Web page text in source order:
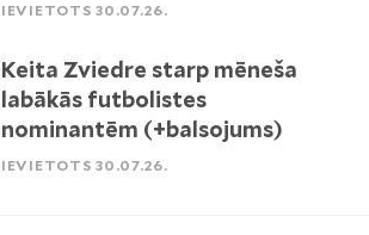
IEVIETOTS 30.07.26.
Keita Zviedre starp mēneša
labākās futbolistes
nominantēm (+balsojums)
IEVIETOTS 30.07.26.